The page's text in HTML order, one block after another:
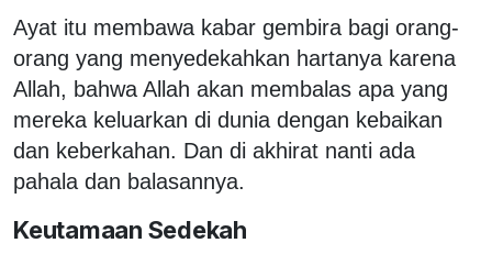
Ayat itu membawa kabar gembira bagi orang-
orang yang menyedekahkan hartanya karena
Allah, bahwa Allah akan membalas apa yang
mereka keluarkan di dunia dengan kebaikan
dan keberkahan. Dan di akhirat nanti ada
pahala dan balasannya.
Keutamaan Sedekah